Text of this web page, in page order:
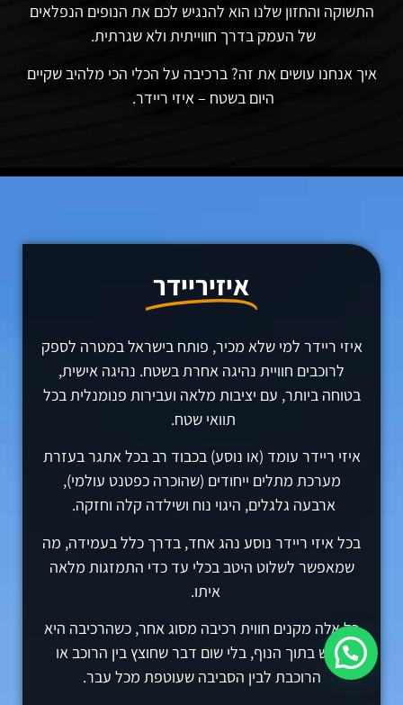
התשוקה והחזון שלנו הוא להנגיש לכם את הנופים הנפלאים
של העמק בדרך חווייתית ולא שגרתית.
איך אנחנו עושים את זה? ברכיבה על הכלי הכי מלהיב שקיים
היום בשטח – איזי ריידר.
איזיריידר
איזי ריידר למי שלא מכיר, פותח בישראל במטרה לספק
לרוכבים חוויית נהיגה אחרת בשטח. נהיגה אישית,
בטוחה ביותר, עם יציבות מלאה ועבירות פנומנלית בכל
תוואי שטח.
איזי ריידר עומד (או נוסע) בכבוד רב בכל אתגר בעזרת
מערכת מתלים ייחודים (שהוכרה כפטנט עולמי),
ארבעה גלגלים, היגוי נוח ושילדה קלה וחזקה.
בכל איזי ריידר נוסע נהג אחד, בדרך כלל בעמידה, מה
שמאפשר לשלוט היטב בכלי עד כדי התמזגות מלאה
איתו.
כל אלה מקנים חווית רכיבה מסוג אחר, כשהרכיבה היא
ממש בתוך הנוף, בלי שום דבר שחוצץ בין הרוכב או
הרוכבת לבין הסביבה שעוטפת מכל עבר.